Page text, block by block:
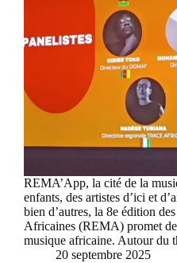
REMA’App, la cité de la
enfants, des artistes d’ici et
bien d’autres, la 8e édition
Africaines (REMA) promet
musique africaine. Autour du
20 septembre 2025